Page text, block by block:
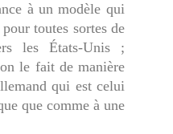
à un modèle qui
toutes sortes de
les États-Unis ;
le fait de manière
qui est celui
que comme à une